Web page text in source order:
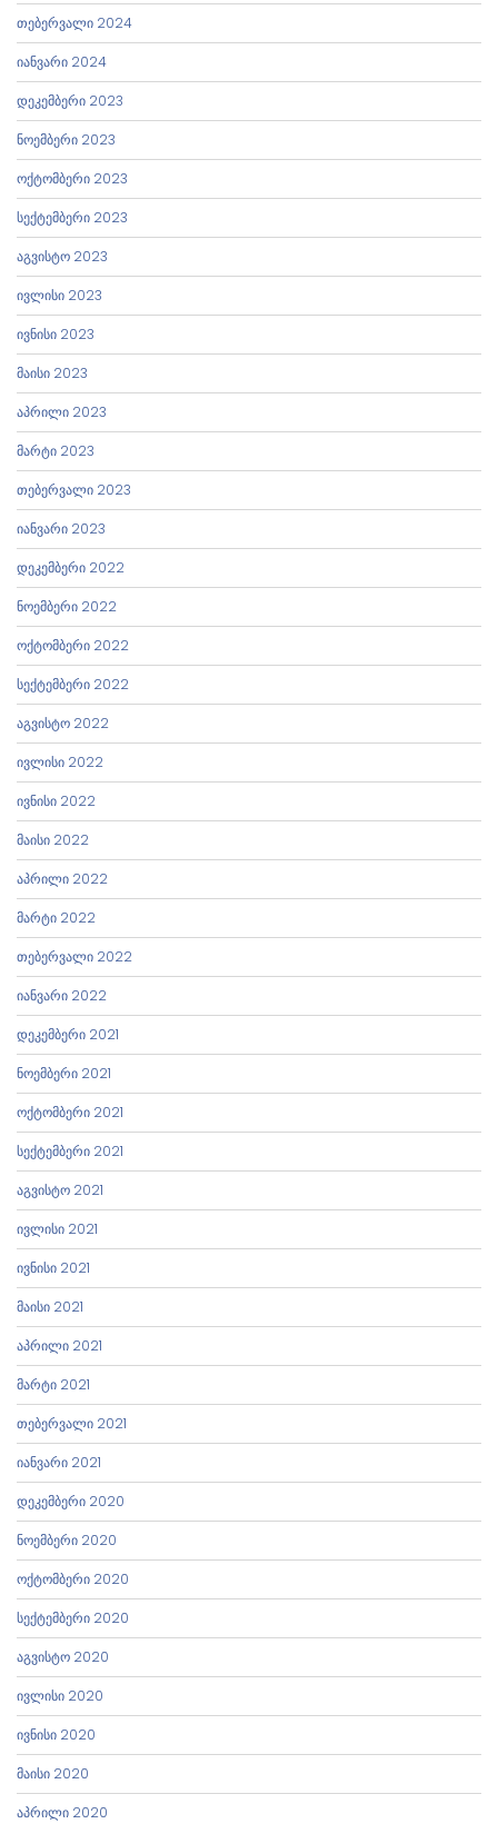
თებერვალი 2024
იანვარი 2024
დეკემბერი 2023
ნოემბერი 2023
ოქტომბერი 2023
სექტემბერი 2023
აგვისტო 2023
ივლისი 2023
ივნისი 2023
მაისი 2023
აპრილი 2023
მარტი 2023
თებერვალი 2023
იანვარი 2023
დეკემბერი 2022
ნოემბერი 2022
ოქტომბერი 2022
სექტემბერი 2022
აგვისტო 2022
ივლისი 2022
ივნისი 2022
მაისი 2022
აპრილი 2022
მარტი 2022
თებერვალი 2022
იანვარი 2022
დეკემბერი 2021
ნოემბერი 2021
ოქტომბერი 2021
სექტემბერი 2021
აგვისტო 2021
ივლისი 2021
ივნისი 2021
მაისი 2021
აპრილი 2021
მარტი 2021
თებერვალი 2021
იანვარი 2021
დეკემბერი 2020
ნოემბერი 2020
ოქტომბერი 2020
სექტემბერი 2020
აგვისტო 2020
ივლისი 2020
ივნისი 2020
მაისი 2020
აპრილი 2020